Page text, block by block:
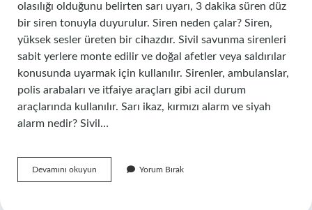
olasılığı olduğunu belirten sarı uyarı, 3 dakika süren düz
bir siren tonuyla duyurulur. Siren neden çalar? Siren,
yüksek sesler üreten bir cihazdır. Sivil savunma sirenleri
sabit yerlere monte edilir ve doğal afetler veya saldırılar
konusunda uyarmak için kullanılır. Sirenler, ambulanslar,
polis arabaları ve itfaiye araçları gibi acil durum
araçlarında kullanılır. Sarı ikaz, kırmızı alarm ve siyah
alarm nedir? Sivil…
Devamını okuyun
Kısa
Yorum Bırak